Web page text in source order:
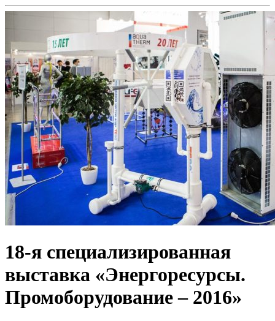
18-я специализированная
выставка «Энергоресурсы.
Промоборудование – 2016»